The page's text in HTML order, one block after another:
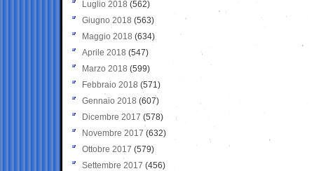
Luglio 2018 (562)
Giugno 2018 (563)
Maggio 2018 (634)
Aprile 2018 (547)
Marzo 2018 (599)
Febbraio 2018 (571)
Gennaio 2018 (607)
Dicembre 2017 (578)
Novembre 2017 (632)
Ottobre 2017 (579)
Settembre 2017 (456)